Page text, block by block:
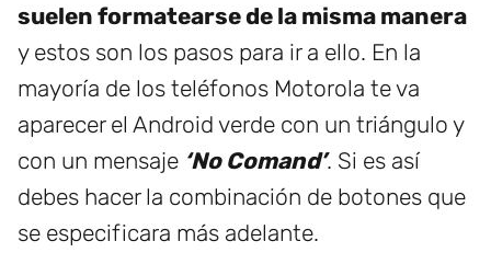
suelen formatearse de la misma manera
y estos son los pasos para ir a ello. En la
mayoría de los teléfonos Motorola te va
aparecer el Android verde con un triángulo y
con un mensaje ‘No Comand’. Si es así
debes hacer la combinación de botones que
se especificara más adelante.